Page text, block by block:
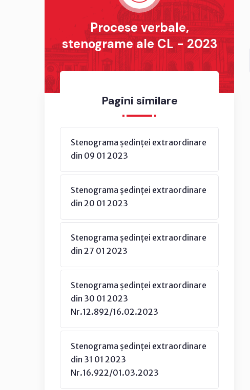
Procese verbale,
stenograme ale CL - 2023
Pagini similare
Stenograma ședinței extraordinare
din 09 01 2023
Stenograma ședinței extraordinare
din 20 01 2023
Stenograma ședinței extraordinare
din 27 01 2023
Stenograma ședinței extraordinare
din 30 01 2023
Nr.12.892/16.02.2023
Stenograma ședinței extraordinare
din 31 01 2023
Nr.16.922/01.03.2023